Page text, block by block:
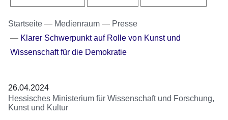
Startseite Medienraum
Presse
Klarer Schwerpunkt auf Rolle von Kunst und
Wissenschaft für die Demokratie
26.04.2024
Hessisches Ministerium für Wissenschaft und Forschung,
Kunst und Kultur